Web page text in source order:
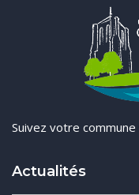
Suivez votre
Actualités